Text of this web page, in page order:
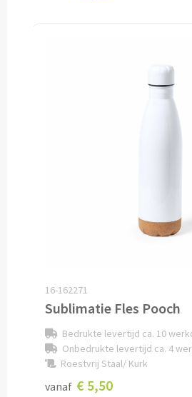
Pepernoten & Strooigoed
Pennen
Balpennen bedrukken
Houten balpennen bedrukken
16-162271
Sublimatie Fles Pooch
Bedrukte levertijd ca. 10
Onbedrukte levertijd ca. 4
Roestvrij Staal/ Kurk
vanaf € 5,50